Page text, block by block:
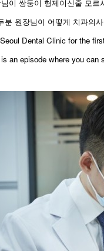
이 쌍둥이 형제이신줄 모
분 원장님이 어떻게 치과의
Dental Clinic for the
an episode where you can